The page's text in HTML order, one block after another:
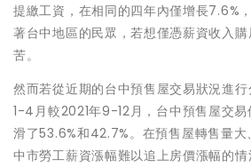
提繳工資，在相同的四年內僅增長7.6%
著台中地區的民眾，若想僅憑薪資收入
苦。
然而若從近期的台中預售屋交易狀況進
1-4月較2021年9-12月，台中預售屋交
滑了53.6%和42.7%。在預售屋轉售量大
中市勞工薪資漲幅難以追上房價漲幅的